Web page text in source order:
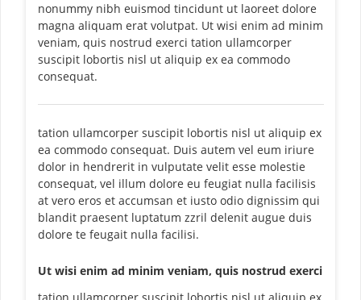
nonummy nibh euismod tincidunt ut laoreet dolore
magna aliquam erat volutpat. Ut wisi enim ad minim
veniam, quis nostrud exerci tation ullamcorper
suscipit lobortis nisl ut aliquip ex ea commodo
consequat.
tation ullamcorper suscipit lobortis nisl ut aliquip ex
ea commodo consequat. Duis autem vel eum iriure
dolor in hendrerit in vulputate velit esse molestie
consequat, vel illum dolore eu feugiat nulla facilisis
at vero eros et accumsan et iusto odio dignissim qui
blandit praesent luptatum zzril delenit augue duis
dolore te feugait nulla facilisi.
Ut wisi enim ad minim veniam, quis nostrud exerci